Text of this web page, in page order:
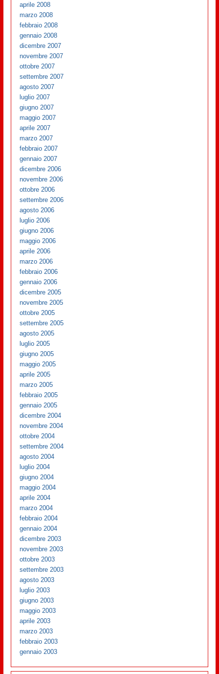
aprile 2008
marzo 2008
febbraio 2008
gennaio 2008
dicembre 2007
novembre 2007
ottobre 2007
settembre 2007
agosto 2007
luglio 2007
giugno 2007
maggio 2007
aprile 2007
marzo 2007
febbraio 2007
gennaio 2007
dicembre 2006
novembre 2006
ottobre 2006
settembre 2006
agosto 2006
luglio 2006
giugno 2006
maggio 2006
aprile 2006
marzo 2006
febbraio 2006
gennaio 2006
dicembre 2005
novembre 2005
ottobre 2005
settembre 2005
agosto 2005
luglio 2005
giugno 2005
maggio 2005
aprile 2005
marzo 2005
febbraio 2005
gennaio 2005
dicembre 2004
novembre 2004
ottobre 2004
settembre 2004
agosto 2004
luglio 2004
giugno 2004
maggio 2004
aprile 2004
marzo 2004
febbraio 2004
gennaio 2004
dicembre 2003
novembre 2003
ottobre 2003
settembre 2003
agosto 2003
luglio 2003
giugno 2003
maggio 2003
aprile 2003
marzo 2003
febbraio 2003
gennaio 2003